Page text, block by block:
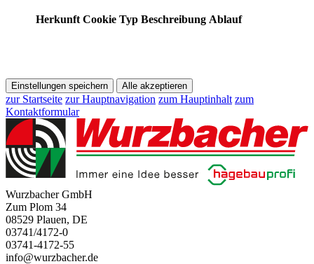
Herkunft Cookie Typ Beschreibung Ablauf
Einstellungen speichern Alle akzeptieren
zur Startseite zur Hauptnavigation zum Hauptinhalt zum
Kontaktformular
Wurzbacher GmbH
Zum Plom 34
08529 Plauen, DE
03741/4172-0
03741-4172-55
info@wurzbacher.de